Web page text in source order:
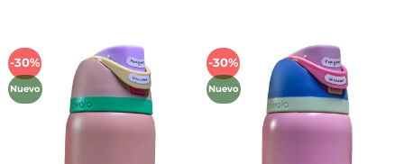
-30%
Nuevo
Añadir
lista de
deseos
-30%
Nuevo
Añadir
lista de
deseos